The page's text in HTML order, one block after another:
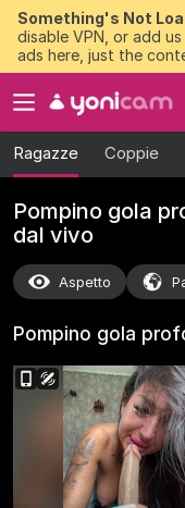
Something's Not
disable VPN, or add
ads here, just the
Ragazze Coppie
Pompino gola
dal vivo
Aspetto
Pompino gola